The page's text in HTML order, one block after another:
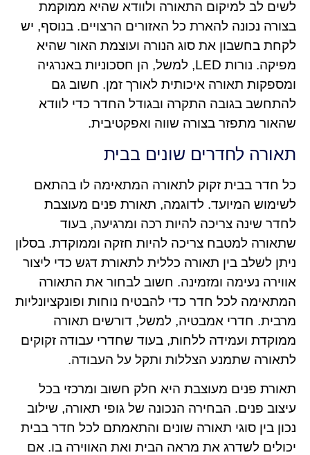
לשים לב למיקום התאורה ולוודא שהיא ממוקמת
בצורה נכונה להארת כל האזורים הרצויים. בנוסף, יש
לקחת בחשבון את סוג הנורה ועוצמת האור שהיא
מפיקה. נורות LED, למשל, הן חסכוניות באנרגיה
ומספקות תאורה איכותית לאורך זמן. חשוב גם
להתחשב בגובה התקרה ובגודל החדר כדי לוודא
שהאור מתפזר בצורה שווה ואפקטיבית.
תאורה לחדרים שונים בבית
כל חדר בבית זקוק לתאורה המתאימה לו בהתאם
לשימוש המיועד. לדוגמה, תאורת פנים מעוצבת
לחדר שינה צריכה להיות רכה ומרגיעה, בעוד
שתאורה למטבח צריכה להיות חזקה וממוקדת. בסלון
ניתן לשלב בין תאורה כללית לתאורת דגש כדי ליצור
אווירה נעימה ומזמינה. חשוב לבחור את התאורה
המתאימה לכל חדר כדי להבטיח נוחות ופונקציונליות
מרבית. חדרי אמבטיה, למשל, דורשים תאורה
ממוקדת ועמידה ללחות, בעוד שחדרי עבודה זקוקים
לתאורה שתמנע הצללות ותקל על העבודה.
תאורת פנים מעוצבת היא חלק חשוב ומרכזי בכל
עיצוב פנים. הבחירה הנכונה של גופי תאורה, שילוב
נכון בין סוגי תאורה שונים והתאמתם לכל חדר בבית
יכולים לשדרג את מראה הבית ואת האווירה בו. אם